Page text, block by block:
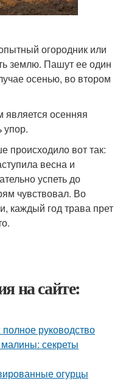
огородник или
землю. Пашут ее один
осенью, во втором
осенняя
упор.
происходило вот так:
весна и
успеть до
чувствовал. Во
каждый год трава прет
на сайте:
руководство
секреты
огурцы